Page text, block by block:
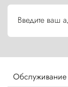
Введите ваш
Обслуживание